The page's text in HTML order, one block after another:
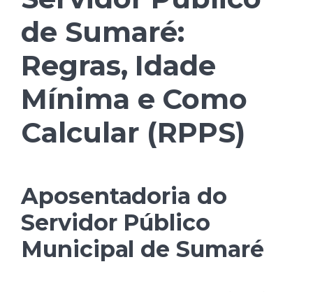
de Sumaré:
Regras, Idade
Mínima e Como
Calcular (RPPS)
Aposentadoria do
Servidor Público
Municipal de Sumaré